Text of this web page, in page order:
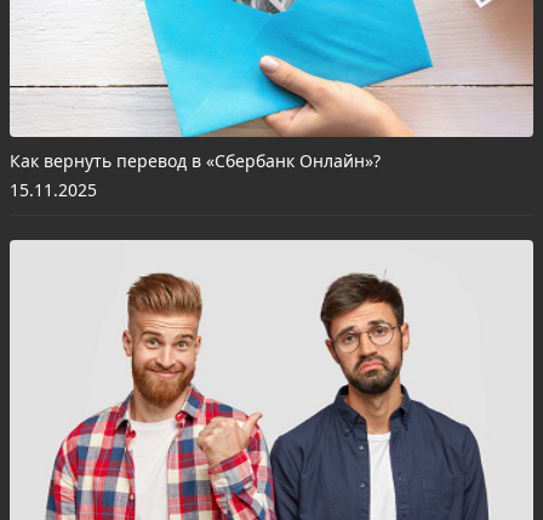
Как вернуть перевод в «Сбербанк Онлайн»?
15.11.2025